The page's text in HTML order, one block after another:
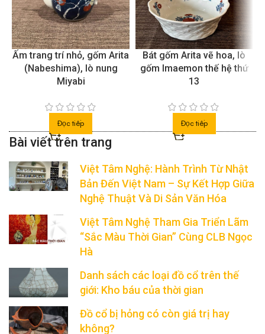
Ấm trang trí nhỏ, gốm Arita
(Nabeshima), lò nung
Miyabi
Đọc tiếp
Bát gốm Arita vẽ hoa, lò
gốm Imaemon thế hệ thứ
13
Đọc tiếp
Việt Tâm Nghệ: Hành Trình Từ Nhật
Bản Đến Việt Nam – Sự Kết Hợp Giữa
Nghệ Thuật Và Di Sản Văn Hóa
Việt Tâm Nghệ Tham Gia Triển Lãm
“Sắc Màu Thời Gian” Cùng CLB Ngọc
Hà
Danh sách các loại đồ cổ trên thế
giới: Kho báu của thời gian
Đồ cổ bị hỏng có còn giá trị hay
không?